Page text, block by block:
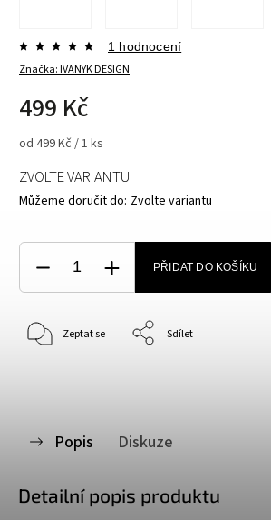
Značka:IVANYK DESIGN
1 hodnocení
499 Kč
od 499 Kč / 1 ks
ZVOLTE VARIANTU
Můžeme doručit do: Zvolte variantu
PŘIDAT DO KOŠÍKU
Zeptat se Sdílet
Popis Diskuze
Detailní popis produktu